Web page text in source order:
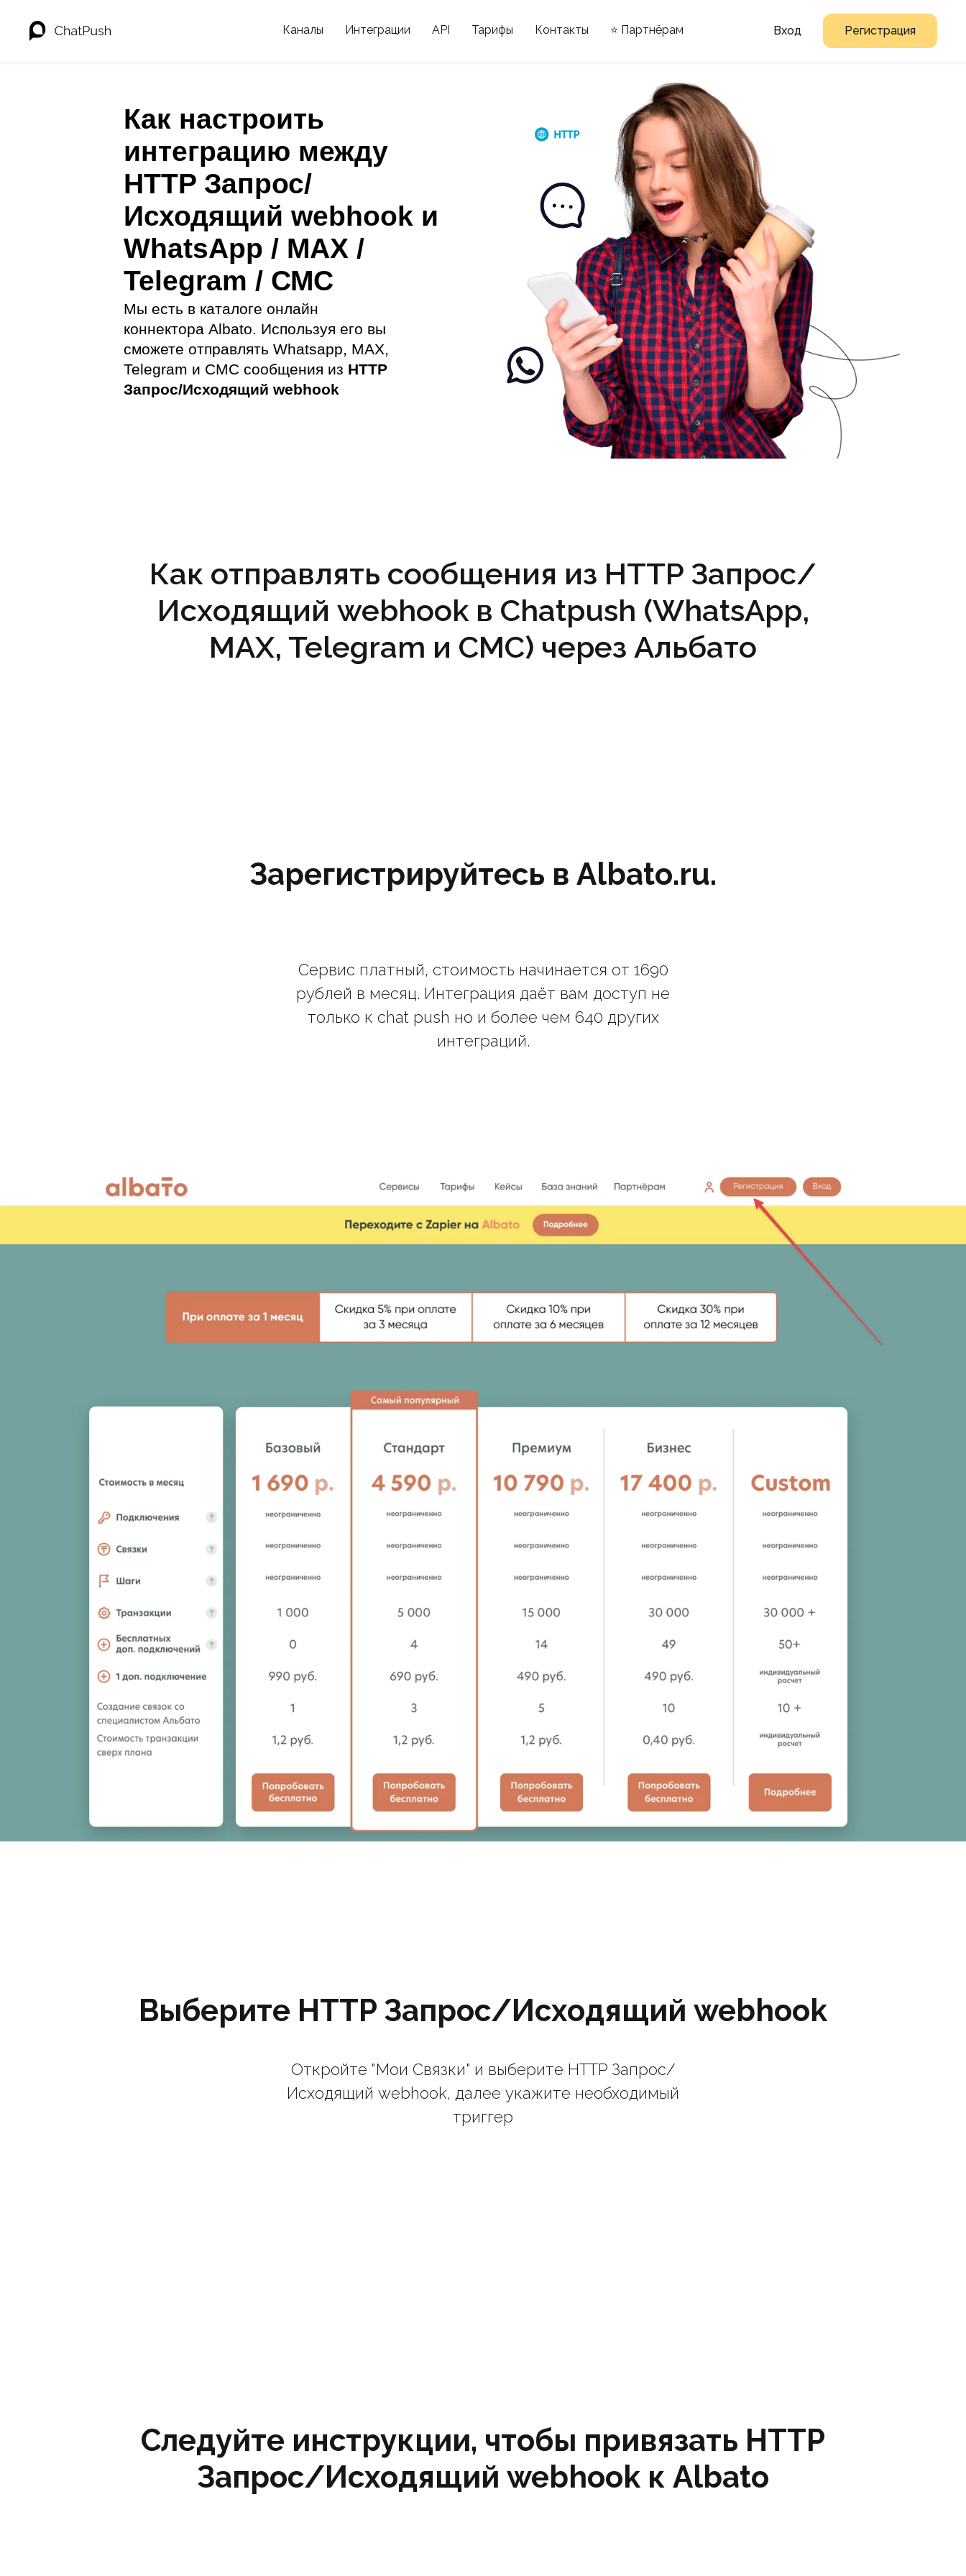
Каналы Интеграции API Тарифы Контакты ⭐ Партнёрам Вход Регистрация
Как настроить
интеграцию между
HTTP Запрос/
Исходящий webhook и
WhatsApp / MAX /
Telegram / СМС
Мы есть в каталоге онлайн
коннектора Albato. Используя его вы
сможете отправлять Whatsapp, MAX,
Telegram и СМС сообщения из HTTP
Запрос/Исходящий webhook
Как отправлять сообщения из HTTP Запрос/
Исходящий webhook в Chatpush (WhatsApp,
MAX, Telegram и СМС) через Альбато
Зарегистрируйтесь в Albato.ru.
Сервис платный, стоимость начинается от 1690
рублей в месяц. Интеграция даёт вам доступ не
только к chat push но и более чем 640 других
интеграций.
Выберите HTTP Запрос/Исходящий webhook
Откройте "Мои Связки" и выберите HTTP Запрос/
Исходящий webhook, далее укажите необходимый
триггер
Следуйте инструкции, чтобы привязать HTTP
Запрос/Исходящий webhook к Albato